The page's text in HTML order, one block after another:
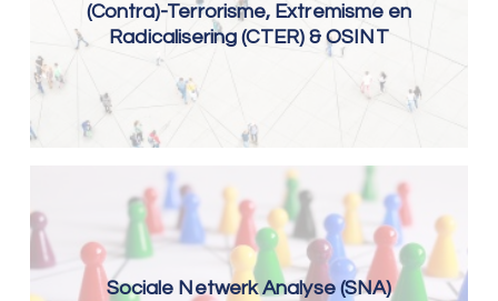
(Contra)-Terrorisme, Extremisme en
Radicalisering (CTER) & OSINT
Sociale Netwerk Analyse (SNA)